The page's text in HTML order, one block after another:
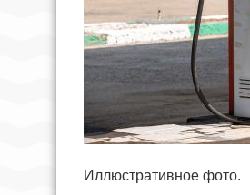
Иллюстративное фото.